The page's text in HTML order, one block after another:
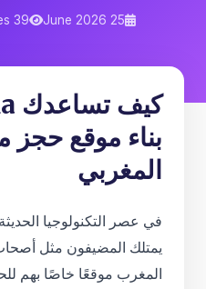
25 June 2026
39 lectures
بناء موقع حجز
المغربي
في عصر التكنولوجيا
يمتلك المضيفون مثل
المغرب موقعًا خاصًا بهم